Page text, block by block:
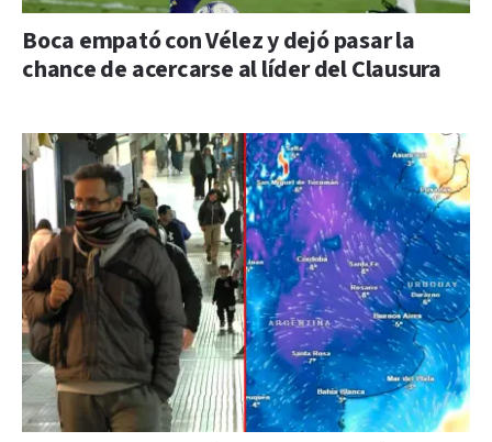
Boca empató con Vélez y dejó pasar la
chance de acercarse al líder del Clausura